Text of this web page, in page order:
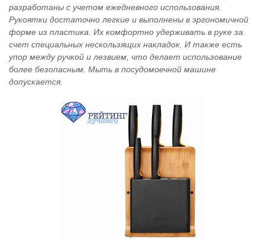
разработаны с учетом ежедневного использования.
Рукоятки достаточно легкие и выполнены в эргономичной
форме из пластика. Их комфортно удерживать в руке за
счет специальных нескользящих накладок. И также есть
упор между ручкой и лезвием, что делает использование
более безопасным. Мыть в посудомоечной машине
допускается.